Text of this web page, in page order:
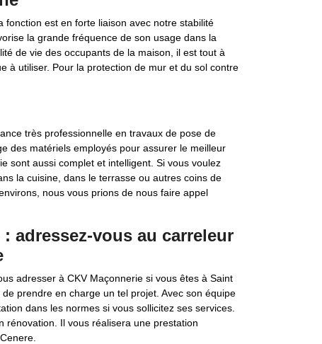
est en forte liaison avec notre stabilité
la grande fréquence de son usage dans la
de vie des occupants de la maison, il est tout à
à utiliser. Pour la protection de mur et du sol contre
très professionnelle en travaux de pose de
des matériels employés pour assurer le meilleur
sont aussi complet et intelligent. Si vous voulez
la cuisine, dans le terrasse ou autres coins de
nous vous prions de nous faire appel
adressez-vous au carreleur
adresser à CKV Maçonnerie si vous êtes à Saint
prendre en charge un tel projet. Avec son équipe
dans les normes si vous sollicitez ses services.
rénovation. Il vous réalisera une prestation